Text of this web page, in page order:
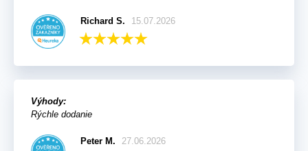
Richard S. 15.07.2026
Výhody:
Rýchle dodanie
Peter M. 27.06.2026